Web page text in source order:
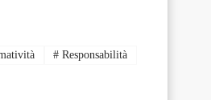
# Responsabilità